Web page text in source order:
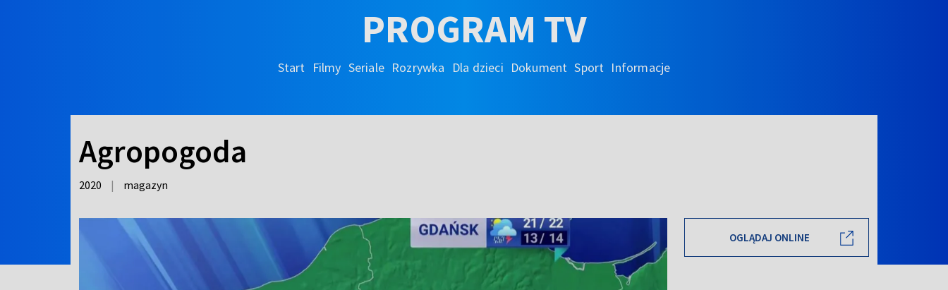
PROGRAM TV
Start Filmy Seriale Rozrywka Dla dzieci Dokument Sport Informacje
Agropogoda
2020 | magazyn
OGLĄDAJ ONLINE